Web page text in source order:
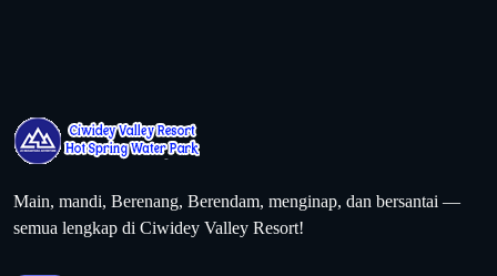
Main, mandi, Berenang, Berendam, menginap, dan bersantai —
semua lengkap di Ciwidey Valley Resort!